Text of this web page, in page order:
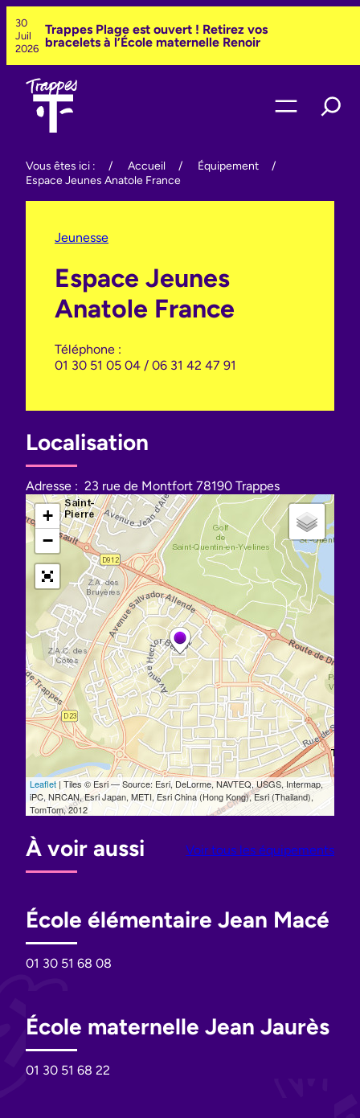
au
contenu
30
Juil
2026
Trappes Plage est ouvert ! Retirez vos
bracelets à l’École maternelle Renoir
Vous êtes ici : / Accueil / Équipement
/
Espace Jeunes Anatole France
Jeunesse
Espace Jeunes
Anatole France
Téléphone :
01 30 51 05 04 / 06 31 42 47 91
Localisation
Adresse : 23 rue de Montfort 78190 Trappes
À voir aussi Voir tous les équipements
École élémentaire Jean Macé
01 30 51 68 08
École maternelle Jean Jaurès
01 30 51 68 22